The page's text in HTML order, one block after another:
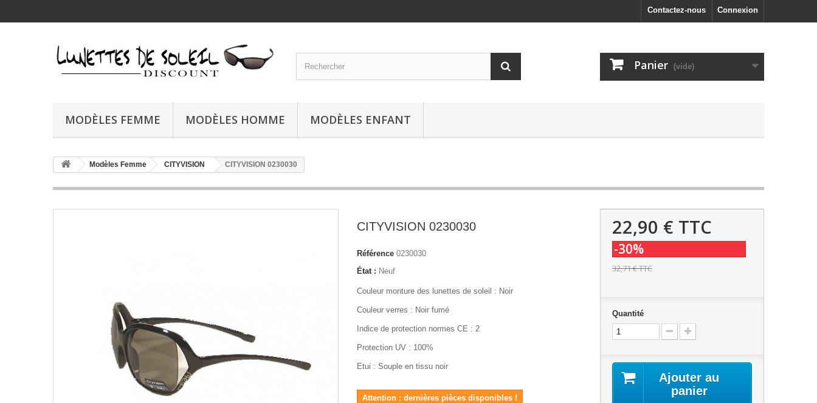
Connexion
Contactez-nous
Panier (vide)
MODÈLES FEMME MODÈLES HOMME MODÈLES ENFANT
Modèles Femme CITYVISION CITYVISION 0230030
CITYVISION 0230030
Référence 0230030
État : Neuf
Couleur monture des lunettes de soleil : Noir
Couleur verres : Noir fumé
Indice de protection normes CE : 2
Protection UV : 100%
Etui : Souple en tissu noir
Attention : dernières pièces disponibles !
22,90 € TTC
-30%
32,71 €TTC
Quantité
Ajouter au
panier